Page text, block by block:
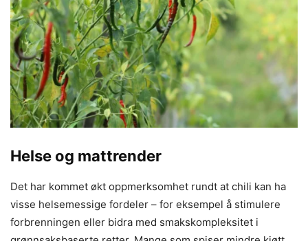
Helse og mattrender
Det har kommet økt oppmerksomhet rundt at chili kan ha
visse helsemessige fordeler – for eksempel å stimulere
forbrenningen eller bidra med smakskompleksitet i